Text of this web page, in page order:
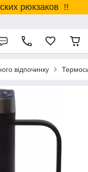
рюкзаков !!
відпочинку